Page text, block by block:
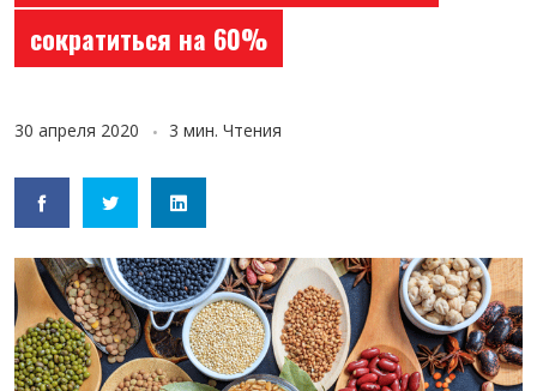
сократиться на 60%
30 апреля 2020 3 мин. Чтения